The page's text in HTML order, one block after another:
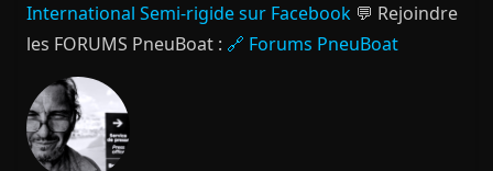
International Semi-rigide sur Facebook 💬 Rejoindre
les FORUMS PneuBoat : 🔗 Forums PneuBoat